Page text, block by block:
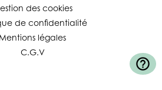
des cookies
de confidentialité
Mentions légales
C.G.V
help_outline